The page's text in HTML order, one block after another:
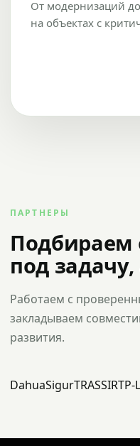
От модернизаций
на объектах с
ПАРТНЕРЫ
Подбираем
под
Работаем с
закладываем
развития.
DahuaSigurTRASSIRTP-